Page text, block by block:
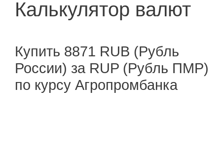
Калькулятор валют
Купить 8871 RUB (Рубль
России) за RUP (Рубль ПМР)
по курсу Агропромбанка